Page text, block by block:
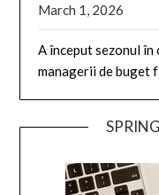
March 1, 2026
A început sezonul în
managerii de buget